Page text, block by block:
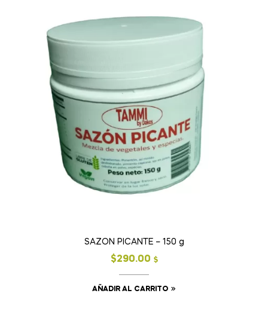
SAZON PICANTE – 150 g
$290.00 $
AÑADIR AL CARRITO